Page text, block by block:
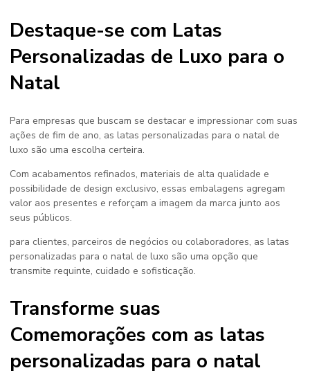
Destaque-se com Latas
Personalizadas de Luxo para o
Natal
Para empresas que buscam se destacar e impressionar com suas
ações de fim de ano, as latas personalizadas para o natal de
luxo são uma escolha certeira.
Com acabamentos refinados, materiais de alta qualidade e
possibilidade de design exclusivo, essas embalagens agregam
valor aos presentes e reforçam a imagem da marca junto aos
seus públicos.
para clientes, parceiros de negócios ou colaboradores, as latas
personalizadas para o natal de luxo são uma opção que
transmite requinte, cuidado e sofisticação.
Transforme suas
Comemorações com as latas
personalizadas para o natal